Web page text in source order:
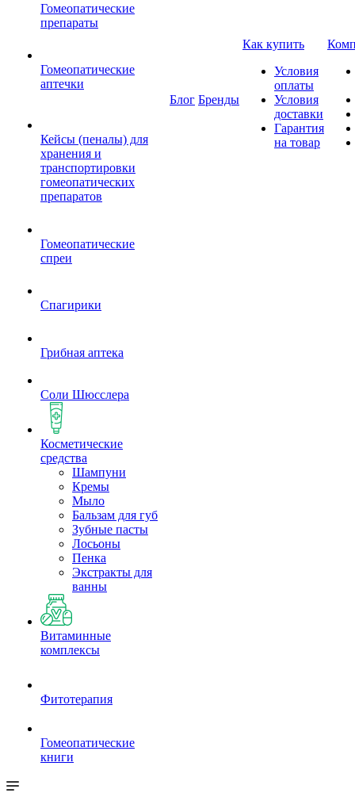
Гомеопатические
препараты
Гомеопатические
аптечки
Кейсы (пеналы) для
хранения и
транспортировки
гомеопатических
препаратов
Гомеопатические
спреи
Спагирики
Грибная аптека
Соли Шюсслера
Косметические
средства
Шампуни
Кремы
Мыло
Бальзам для губ
Зубные пасты
Лосьоны
Пенка
Экстракты для
ванны
Витаминные
комплексы
Фитотерапия
Гомеопатические
книги
Блог Бренды
Как купить
Условия
оплаты
Условия
доставки
Гарантия
на товар